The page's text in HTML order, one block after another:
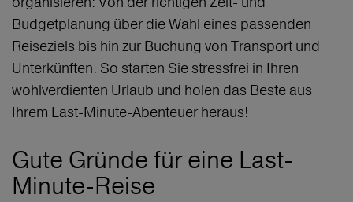
Budgetplanung über die Wahl eines passenden
Reiseziels bis hin zur Buchung von Transport und
Unterkünften. So starten Sie stressfrei in Ihren
wohlverdienten Urlaub und holen das Beste aus
Ihrem Last-Minute-Abenteuer heraus!
Gute Gründe für eine Last-
Minute-Reise